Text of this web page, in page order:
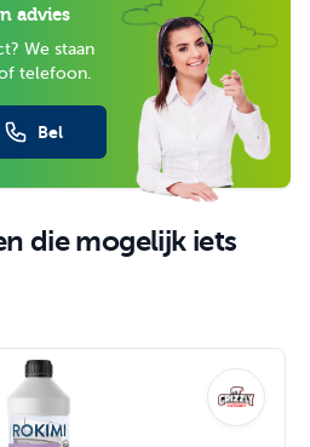
advies
We staan
telefoon.
Bel
die mogelijk iets
van de carrousel is
slaan te gaan